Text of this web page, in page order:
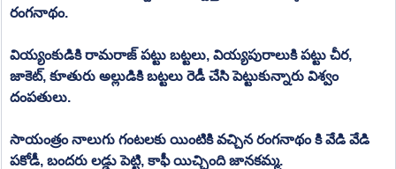
రంగనాథం.
వియ్యంకుడికి రామరాజ్ పట్టు బట్టలు, వియ్యపురాలుకి పట్టు చీర,
జాకెట్, కూతురు అల్లుడికి బట్టలు రెడీ చేసి పెట్టుకున్నారు విశ్వం
దంపతులు.
సాయంత్రం నాలుగు గంటలకు యింటికి వచ్చిన రంగనాథం కి వేడి వేడి
పకోడీ, బందరు లడ్డు పెట్టి, కాఫీ యిచ్చింది జానకమ్మ.